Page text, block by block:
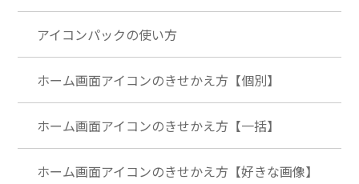
アイコンパックの使い方
ホーム画面アイコンのきせかえ方【個別】
ホーム画面アイコンのきせかえ方【一括】
ホーム画面アイコンのきせかえ方【好きな画像】